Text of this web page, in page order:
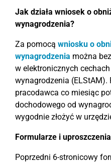
Jak działa wniosek o
wynagrodzenia?
Za pomocą wniosku o
wynagrodzenia można
w elektronicznych
wynagrodzenia (ELStAM).
pracodawca co miesiąc
dochodowego od
wygodnie złożyć w
Formularze i uproszczenia
Poprzedni 6-stronicowy